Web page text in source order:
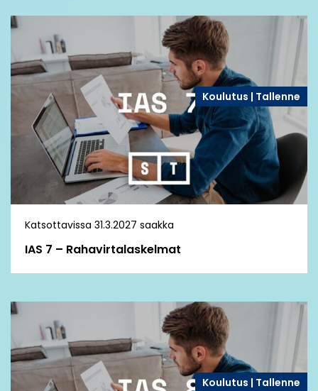
Koulutus | Tallenne
Katsottavissa 31.3.2027 saakka
IAS 7 – Rahavirtalaskelmat
Koulutus | Tallenne